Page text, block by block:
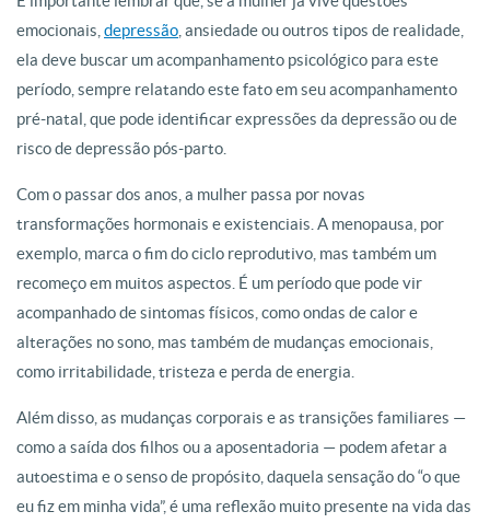
emocionais,depressão, ansiedade ou outros tipos de realidade,
ela deve buscar um acompanhamento psicológico para este
período, sempre relatando este fato em seu acompanhamento
pré-natal, que pode identificar expressões da depressão ou de
risco de depressão pós-parto.
Com o passar dos anos, a mulher passa por novas
transformações hormonais e existenciais. A menopausa, por
exemplo, marca o fim do ciclo reprodutivo, mas também um
recomeço em muitos aspectos. É um período que pode vir
acompanhado de sintomas físicos, como ondas de calor e
alterações no sono, mas também de mudanças emocionais,
como irritabilidade, tristeza e perda de energia.
Além disso, as mudanças corporais e as transições familiares —
como a saída dos filhos ou a aposentadoria — podem afetar a
autoestima e o senso de propósito, daquela sensação do “o que
eu fiz em minha vida”, é uma reflexão muito presente na vida das